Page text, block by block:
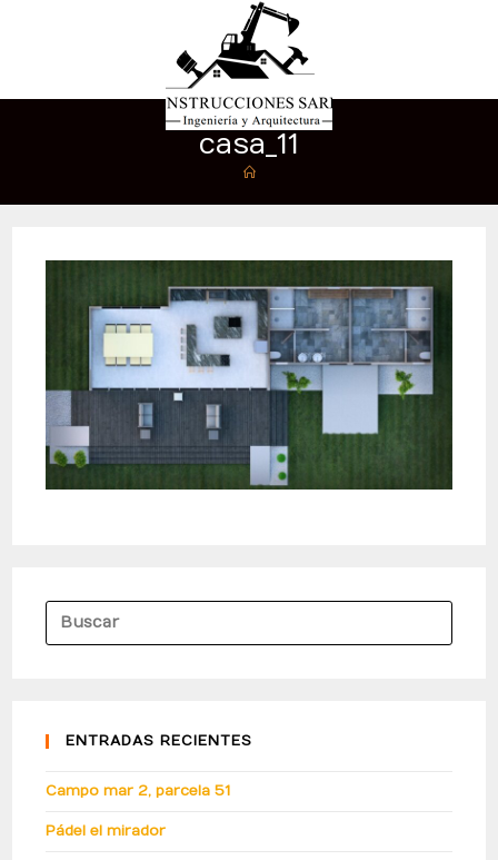
casa_11
ENTRADAS RECIENTES
Campo mar 2, parcela 51
Pádel el mirador